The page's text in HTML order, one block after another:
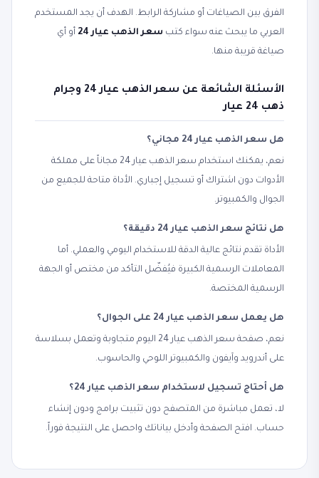
الفرق بين الصياغات أو مشاركة الرابط. الهدف أن يجد المستخدم
العربي ما يبحث عنه سواء كتب سعر الذهب عيار 24
أو أي
صياغة قريبة منها.
الأسئلة الشائعة عن سعر الذهب عيار 24 وجرام
ذهب 24 عيار
هل سعر الذهب عيار 24 مجاني؟
نعم، يمكنك استخدام سعر الذهب عيار 24 مجاناً على مملكة
الأدوات دون اشتراك أو تسجيل إجباري. الأداة متاحة للجميع من
الجوال والكمبيوتر.
هل نتائج سعر الذهب عيار 24 دقيقة؟
الأداة تقدم نتائج عالية الدقة للاستخدام اليومي والعملي. أما
المعاملات الرسمية الكبيرة فيُفضّل التأكد من مختص أو الجهة
الرسمية المختصة.
هل يعمل سعر الذهب عيار 24 على الجوال؟
نعم، صفحة سعر الذهب عيار 24 اليوم متجاوبة وتعمل بسلاسة
على أندرويد وآيفون والكمبيوتر اللوحي والحاسوب.
هل أحتاج تسجيل لاستخدام سعر الذهب عيار 24؟
لا، تعمل مباشرة من المتصفح دون تثبيت برامج ودون إنشاء
حساب. افتح الصفحة وأدخل بياناتك واحصل على النتيجة فوراً.